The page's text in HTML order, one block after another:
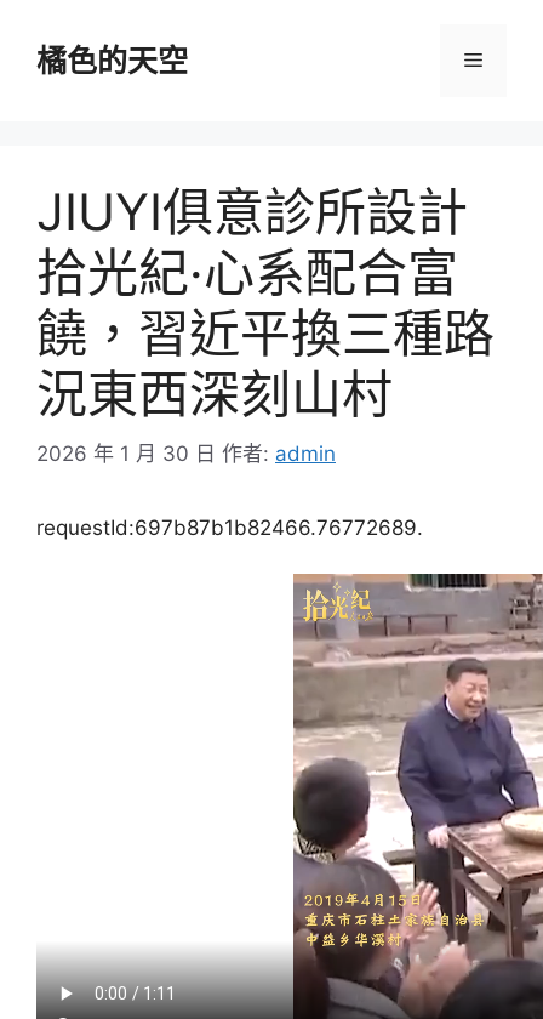
橘色的天空 選
JIUYI俱意診所設計
拾光紀·心系配合富
饒，習近平換三種路
況東西深刻山村
2026 年 1 月 30 日 作者: admin
requestId:697b87b1b82466.76772689.